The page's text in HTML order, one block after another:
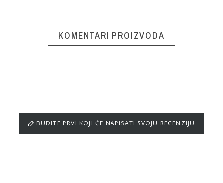
KOMENTARI PROIZVODA
BUDITE PRVI KOJI ĆE NAPISATI SVOJU RECENZIJU